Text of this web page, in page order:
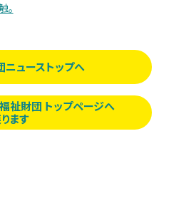
。
ニューストップへ
祉財団 トップページへ
ます